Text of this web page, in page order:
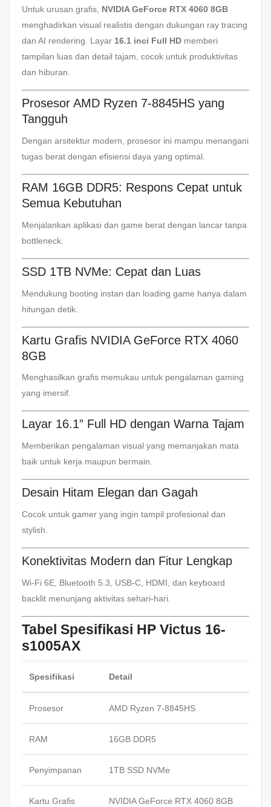
Untuk urusan grafis, NVIDIA GeForce RTX 4060 8GB
menghadirkan visual realistis dengan dukungan ray tracing
dan AI rendering. Layar 16.1 inci Full HD memberi
tampilan luas dan detail tajam, cocok untuk produktivitas
dan hiburan.
Prosesor AMD Ryzen 7-8845HS yang
Tangguh
Dengan arsitektur modern, prosesor ini mampu menangani
tugas berat dengan efisiensi daya yang optimal.
RAM 16GB DDR5: Respons Cepat untuk
Semua Kebutuhan
Menjalankan aplikasi dan game berat dengan lancar tanpa
bottleneck.
SSD 1TB NVMe: Cepat dan Luas
Mendukung booting instan dan loading game hanya dalam
hitungan detik.
Kartu Grafis NVIDIA GeForce RTX 4060
8GB
Menghasilkan grafis memukau untuk pengalaman gaming
yang imersif.
Layar 16.1” Full HD dengan Warna Tajam
Memberikan pengalaman visual yang memanjakan mata
baik untuk kerja maupun bermain.
Desain Hitam Elegan dan Gagah
Cocok untuk gamer yang ingin tampil profesional dan
stylish.
Konektivitas Modern dan Fitur Lengkap
Wi-Fi 6E, Bluetooth 5.3, USB-C, HDMI, dan keyboard
backlit menunjang aktivitas sehari-hari.
Tabel Spesifikasi HP Victus 16-
s1005AX
Spesifikasi Detail
Prosesor AMD Ryzen 7-8845HS
RAM 16GB DDR5
Penyimpanan 1TB SSD NVMe
Kartu Grafis NVIDIA GeForce RTX 4060 8GB